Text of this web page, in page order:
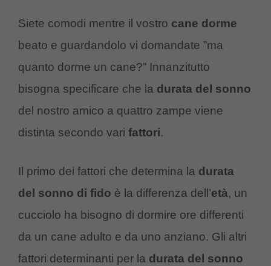
Siete comodi mentre il vostro cane dorme
beato e guardandolo vi domandate ”ma
quanto dorme un cane?” Innanzitutto
bisogna specificare che la durata del sonno
del nostro amico a quattro zampe viene
distinta secondo vari fattori.
Il primo dei fattori che determina la durata
del sonno di fido è la differenza dell’età, un
cucciolo ha bisogno di dormire ore differenti
da un cane adulto e da uno anziano. Gli altri
fattori determinanti per la durata del sonno